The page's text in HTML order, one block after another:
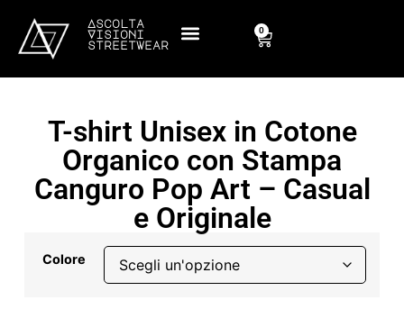
Ascolta
Visioni
streetwear
0
T-shirt Unisex in Cotone
Organico con Stampa
Canguro Pop Art – Casual
e Originale
Colore